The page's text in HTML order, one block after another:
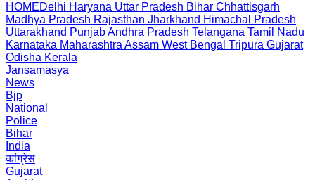
HOMEDelhi Haryana Uttar Pradesh Bihar Chhattisgarh
Madhya Pradesh Rajasthan Jharkhand Himachal Pradesh
Uttarakhand PunjabAndhra Pradesh Telangana Tamil Nadu
Karnataka Maharashtra Assam West Bengal Tripura Gujarat
Odisha Kerala
Jansamasya
News
Bjp
National
Police
Bihar
India
कांग्रेस
Gujarat